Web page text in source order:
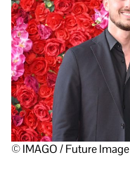
© IMAGO / Future Image